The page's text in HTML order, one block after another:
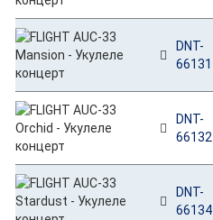
DNT-
66131
DNT-
66132
DNT-
66134